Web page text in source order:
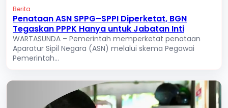
Berita
Penataan ASN SPPG–SPPI Diperketat, BGN
Tegaskan PPPK Hanya untuk Jabatan Inti
WARTASUNDA – Pemerintah memperketat penataan
Aparatur Sipil Negara (ASN) melalui skema Pegawai
Pemerintah...